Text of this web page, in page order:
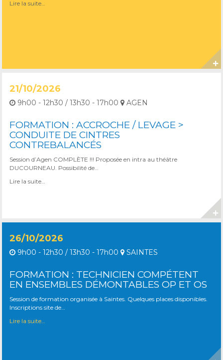
Lire la suite…
21/10/2026
9h00 - 12h30 / 13h30 - 17h00 AGEN
FORMATION : ACCROCHE / LEVAGE >
CONDUITE DE CINTRES
CONTREBALANCÉS
Session d’Agen COMPLÈTE !!! Proposée en intra au théâtre
DUCOURNEAU. Possibilité de…
Lire la suite…
26/10/2026
9h00 - 12h30 / 13h30 - 17h00 SAINTES
FORMATION : TECHNICIEN COMPÉTENT
EN ENSEMBLES DÉMONTABLES OP ET OS
Session de formation organisée à Saintes. Quelques places disponibles.
Inscriptions site de…
Lire la suite…